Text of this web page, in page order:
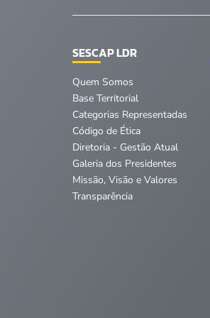
SESCAP LDR
Quem Somos
Base Territorial
Categorias Representadas
Código de Ética
Diretoria - Gestão Atual
Galeria dos Presidentes
Missão, Visão e Valores
Transparência